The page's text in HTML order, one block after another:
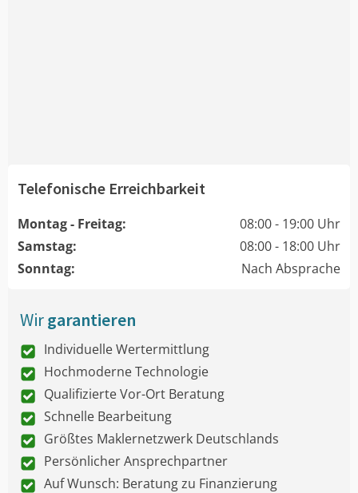
Telefonische Erreichbarkeit
Montag - Freitag:
08:00 - 19:00 Uhr
Samstag:
08:00 - 18:00 Uhr
Sonntag:
Nach Absprache
Wirgarantieren
Individuelle Wertermittlung
Hochmoderne Technologie
Qualifizierte Vor-Ort Beratung
Schnelle Bearbeitung
Größtes Maklernetzwerk Deutschlands
Persönlicher Ansprechpartner
Auf Wunsch: Beratung zu Finanzierung